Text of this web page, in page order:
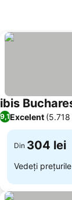
ibis
9,1Excelent
Din 304 lei
Vedeți